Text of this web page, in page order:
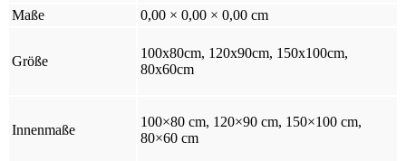
Maße
0,00 × 0,00 × 0,00 cm
Größe
100x80cm, 120x90cm, 150x100cm,
80x60cm
Innenmaße
100×80 cm, 120×90 cm, 150×100 cm,
80×60 cm